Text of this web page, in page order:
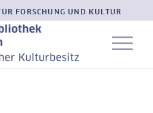
FORSCHUNG UND KULTUR